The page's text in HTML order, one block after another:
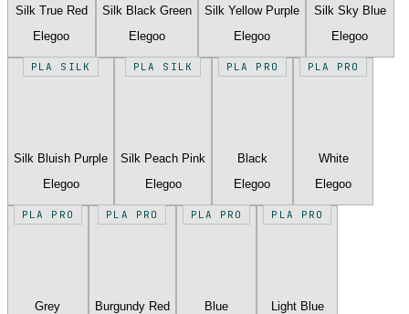
Silk True Red
Elegoo
Silk Black Green
Elegoo
Silk Yellow Purple
Elegoo
Silk Sky Blue
Elegoo
PLA SILK
Silk Bluish Purple
Elegoo
PLA SILK
Silk Peach Pink
Elegoo
PLA PRO
Black
Elegoo
PLA PRO
White
Elegoo
PLA PRO
Grey
PLA PRO
Burgundy Red
PLA PRO
Blue
PLA PRO
Light Blue